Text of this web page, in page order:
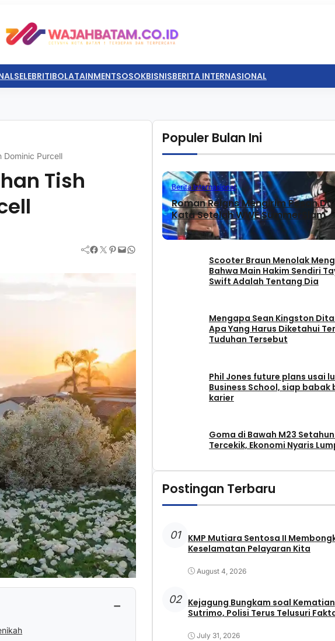
SELEBRITIBOLATAINMENTSOSOKBISNISBERITA INTERNASIONAL
Dominic Purcell
Tish
Facebook Twitter Pinterest Mail WhatsApp
−
Populer Bulan Ini
Berita Internasional
Roman Reigns Mengirim Pesan Dua
Kata Setelah WWE SummerSlam
Scooter Braun Menolak
Bahwa Main Hakim Sendiri
Swift Adalah Tentang Dia
Mengapa Sean Kingston
Apa Yang Harus Diketahui
Tuduhan Tersebut
Phil Jones future plans usai
Business School, siap babak
karier
Goma di Bawah M23
Tercekik, Ekonomi Nyaris
Postingan Terbaru
01
KMP Mutiara Sentosa II
Keselamatan Pelayaran Kita
August 4, 2026
02
Kejagung Bungkam soal Kematian
Sutrimo, Polisi Terus Telusuri
July 31, 2026